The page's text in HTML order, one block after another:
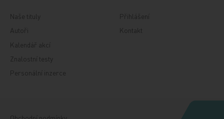
Naše tituly
Autoři
Kalendář akcí
Znalostní testy
Personální inzerce
Přihlášení
Kontakt